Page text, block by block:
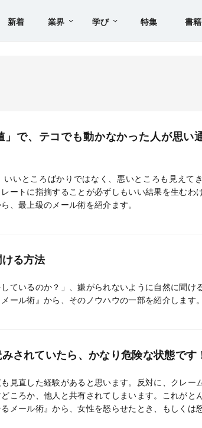
新着 業界 学び 特集 書籍
」で、テコでも動かなかった人が思い
いいところばかりではなく、悪いところも見えて
ートに指摘することが必ずしもいい結果を生むわ
、最上級のメール術を紹介ます。
る方法
ているのか？」、嫌がられないように自然に聞け
ール術』から、そのノウハウの一部を紹介します。
されていたら、かなり危険な状態です
見直した経験があると思います。反対に、クレー
ころか、他人と共有されてしまいます。これがと
メール術』から、女性を怒らせたとき、もしくは
ントを紹介します。